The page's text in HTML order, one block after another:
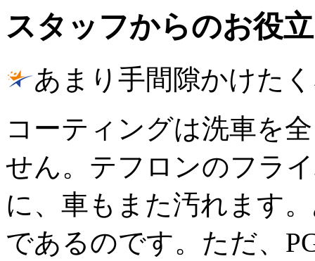
スタッフからのお役
あまり手間隙かけた
コーティングは洗車を
せん。テフロンのフラ
に、車もまた汚れます
であるのです。ただ、